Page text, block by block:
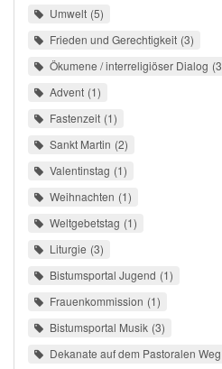
Umwelt 5
Frieden und Gerechtigkeit 3
Ökumene / interreligiöser Dialog 3
Advent 1
Fastenzeit 1
Sankt Martin 2
Valentinstag 1
Weihnachten 1
Weltgebetstag 1
Liturgie 3
Bistumsportal Jugend 1
Frauenkommission 1
Bistumsportal Musik 3
Dekanate auf dem Pastoralen Weg